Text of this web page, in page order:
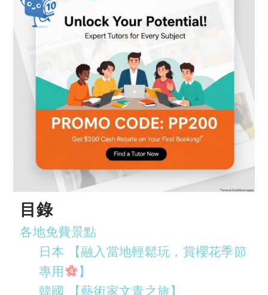
目錄
各地免費景點
日本 【融入當地輕鬆玩，賞櫻花季節
專用
】
韓國 【藝術家文青之旅】